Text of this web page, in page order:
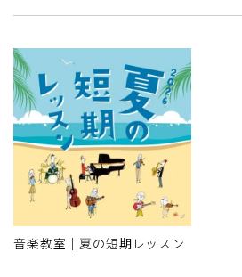
音楽教室｜夏の短期レッスン